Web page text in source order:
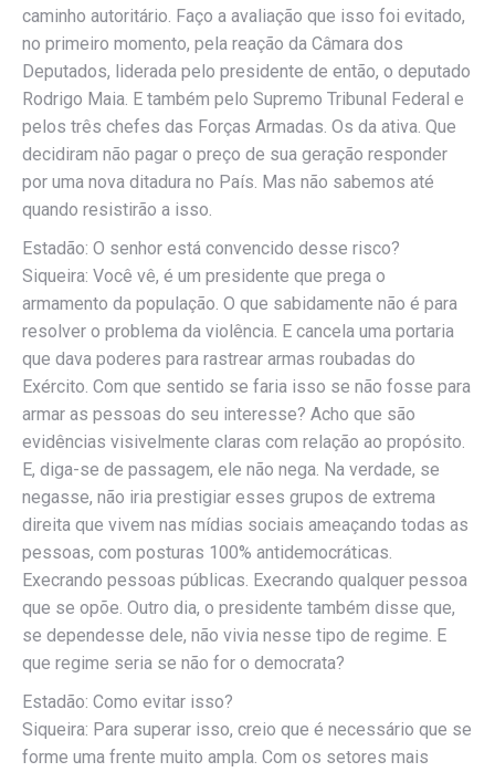
caminho autoritário. Faço a avaliação que isso foi evitado,
no primeiro momento, pela reação da Câmara dos
Deputados, liderada pelo presidente de então, o deputado
Rodrigo Maia. E também pelo Supremo Tribunal Federal e
pelos três chefes das Forças Armadas. Os da ativa. Que
decidiram não pagar o preço de sua geração responder
por uma nova ditadura no País. Mas não sabemos até
quando resistirão a isso.
Estadão: O senhor está convencido desse risco?
Siqueira: Você vê, é um presidente que prega o
armamento da população. O que sabidamente não é para
resolver o problema da violência. E cancela uma portaria
que dava poderes para rastrear armas roubadas do
Exército. Com que sentido se faria isso se não fosse para
armar as pessoas do seu interesse? Acho que são
evidências visivelmente claras com relação ao propósito.
E, diga-se de passagem, ele não nega. Na verdade, se
negasse, não iria prestigiar esses grupos de extrema
direita que vivem nas mídias sociais ameaçando todas as
pessoas, com posturas 100% antidemocráticas.
Execrando pessoas públicas. Execrando qualquer pessoa
que se opõe. Outro dia, o presidente também disse que,
se dependesse dele, não vivia nesse tipo de regime. E
que regime seria se não for o democrata?
Estadão: Como evitar isso?
Siqueira: Para superar isso, creio que é necessário que se
forme uma frente muito ampla. Com os setores mais